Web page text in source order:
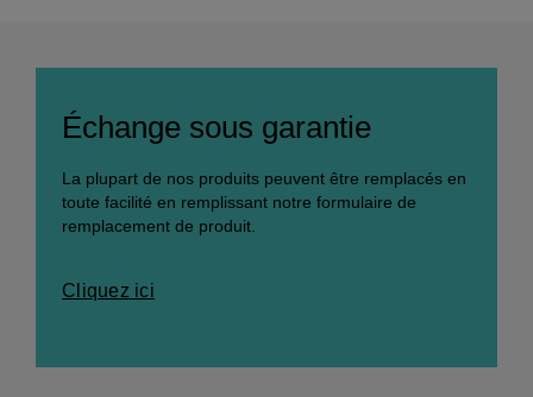
Échange sous garantie
La plupart de nos produits peuvent être remplacés en
toute facilité en remplissant notre formulaire de
remplacement de produit.
Cliquez ici